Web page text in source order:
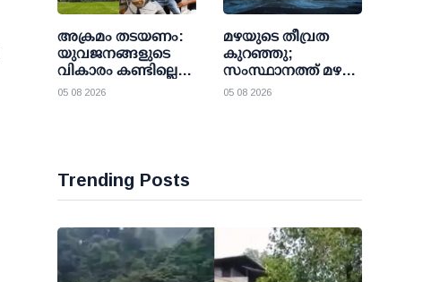
വാതകത്തിന് വില
അക്രമം തടയണം:
യുവജനങ്ങളുടെ
വികാരം കണ്ടില്ലെന്ന്
നടിക്കരുത്;
താക്കീത്
05 08 2026
മഴയുടെ തീവ്രത
കുറഞ്ഞു;
സംസ്ഥാനത്ത് മഴ
മുന്നറിയിപ്പിൽ മാറ്റം;
05 08 2026
Trending Posts